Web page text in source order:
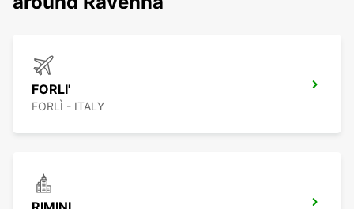
FORLI'
FORLÌ - ITALY